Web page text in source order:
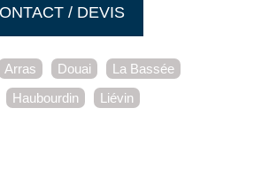
/ DEVIS
Arras Douai
La Bassée
Haubourdin
Liévin